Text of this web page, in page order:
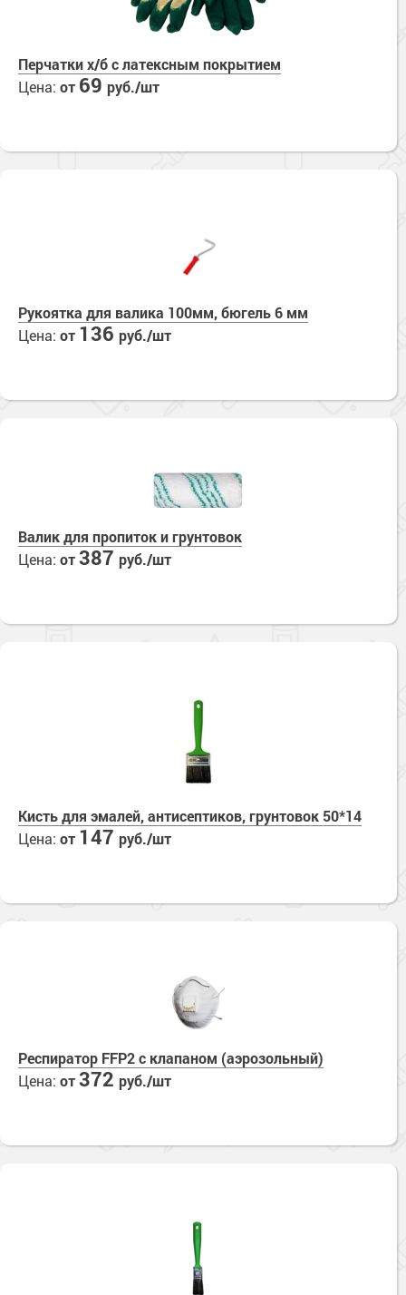
Перчатки х/б с латексным покрытием
Цена: от 69 руб./шт
Рукоятка для валика 100мм, бюгель 6 мм
Цена: от 136 руб./шт
Валик для пропиток и грунтовок
Цена: от387 руб./шт
Кисть для эмалей, антисептиков, грунтовок 50*14
Цена: от 147 руб./шт
Респиратор FFP2 с клапаном (аэрозольный)
Цена: от372 руб./шт